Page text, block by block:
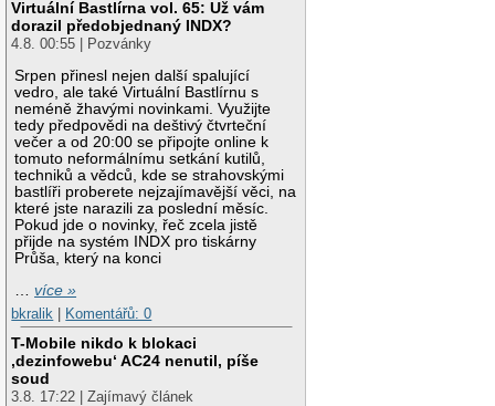
Virtuální Bastlírna vol. 65: Už vám
dorazil předobjednaný INDX?
4.8. 00:55 | Pozvánky
Srpen přinesl nejen další spalující
vedro, ale také Virtuální Bastlírnu s
neméně žhavými novinkami. Využijte
tedy předpovědi na deštivý čtvrteční
večer a od 20:00 se připojte online k
tomuto neformálnímu setkání kutilů,
techniků a vědců, kde se strahovskými
bastlíři proberete nejzajímavější věci, na
které jste narazili za poslední měsíc.
Pokud jde o novinky, řeč zcela jistě
přijde na systém INDX pro tiskárny
Průša, který na konci
…více »
bkralik
Komentářů: 0
T-Mobile nikdo k blokaci
‚dezinfowebu‘ AC24 nenutil, píše
soud
3.8. 17:22 | Zajímavý článek